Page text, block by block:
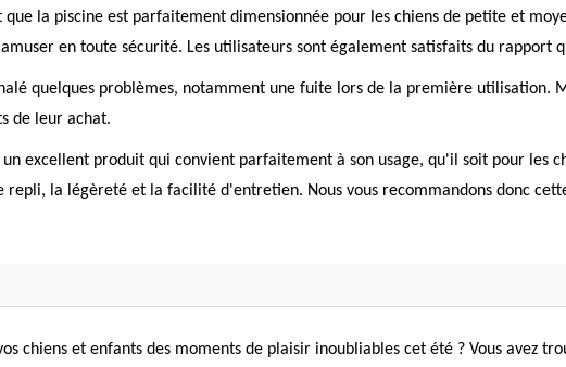
la piscine est parfaitement dimensionnée pour les chiens de petite et
en toute sécurité. Les utilisateurs sont également satisfaits du rapport
quelques problèmes, notamment une fuite lors de la première utilisation.
de leur achat.
excellent produit qui convient parfaitement à son usage, qu'il soit pour les
la légèreté et la facilité d'entretien. Nous vous recommandons donc
chiens et enfants des moments de plaisir inoubliables cet été ? Vous avez